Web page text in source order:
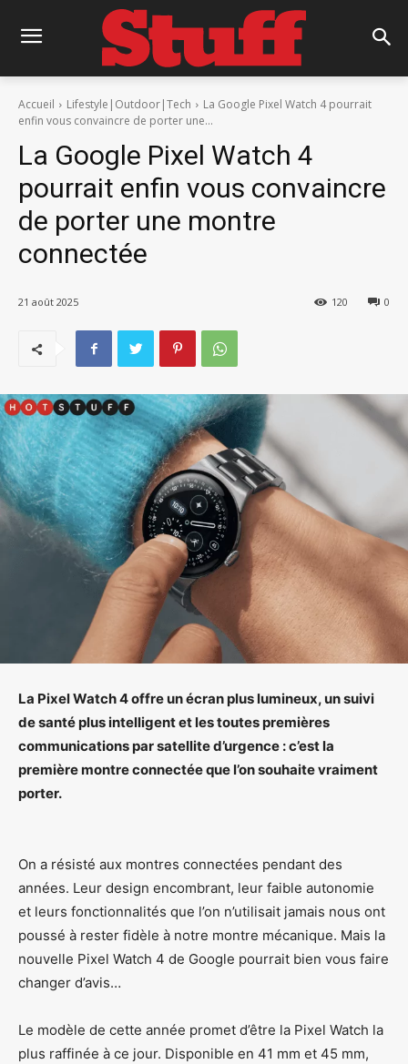
Accueil Lifestyle|Outdoor|Tech
La Google Pixel Watch 4 pourrait
enfin vous convaincre de porter une...
La Google Pixel Watch 4
pourrait enfin vous convaincre
de porter une montre
connectée
21 août 2025 0
120
La Pixel Watch 4 offre un écran plus lumineux, un suivi
de santé plus intelligent et les toutes premières
communications par satellite d’urgence : c’est la
première montre connectée que l’on souhaite vraiment
porter.
On a résisté aux montres connectées pendant des
années. Leur design encombrant, leur faible autonomie
et leurs fonctionnalités que l’on n’utilisait jamais nous ont
poussé à rester fidèle à notre montre mécanique. Mais la
nouvelle Pixel Watch 4 de Google pourrait bien vous faire
changer d’avis…
Le modèle de cette année promet d’être la Pixel Watch la
plus raffinée à ce jour. Disponible en 41 mm et 45 mm,